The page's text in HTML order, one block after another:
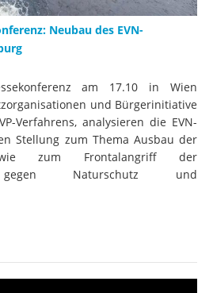
Neubau des EVN-
am 17.10 in Wien
und Bürgerinitiative
Verfahrens, analysieren die EVN-
Stellung zum Thema Ausbau der
zum Frontalangriff der
gegen Naturschutz und